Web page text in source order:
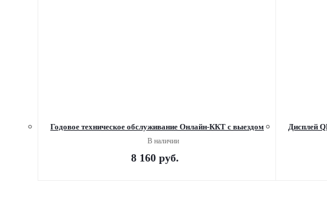
Годовое техническое обслуживание Онлайн-ККТ с выездом
В наличии
8 160 руб.